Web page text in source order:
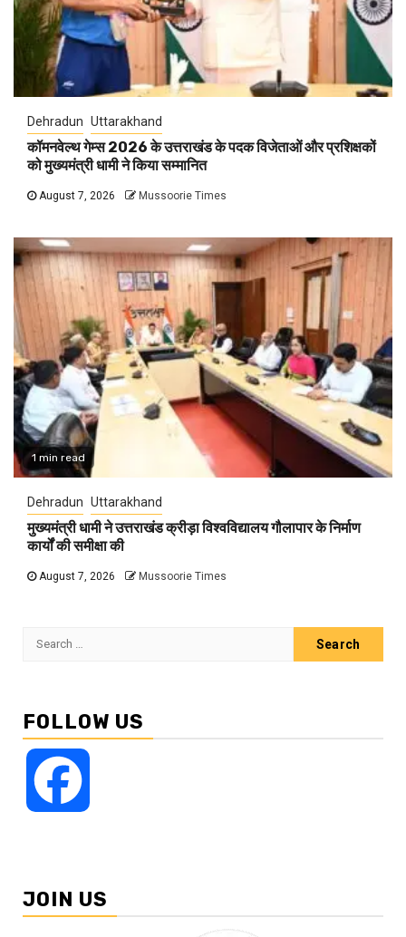
Dehradun Uttarakhand
कॉमनवेल्थ गेम्स 2026 के उत्तराखंड के पदक विजेताओं और प्रशिक्षकों
को मुख्यमंत्री धामी ने किया सम्मानित
August 7, 2026 Mussoorie Times
1 min read
Dehradun Uttarakhand
मुख्यमंत्री धामी ने उत्तराखंड क्रीड़ा विश्वविद्यालय गौलापार के निर्माण
कार्यों की समीक्षा की
August 7, 2026 Mussoorie Times
Search
FOLLOW US
JOIN US